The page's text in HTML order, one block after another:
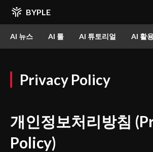
BYPLE
AI 뉴스 AI 툴 AI 튜토리얼 AI 활
Privacy Policy
개인정보처리방침
Policy)